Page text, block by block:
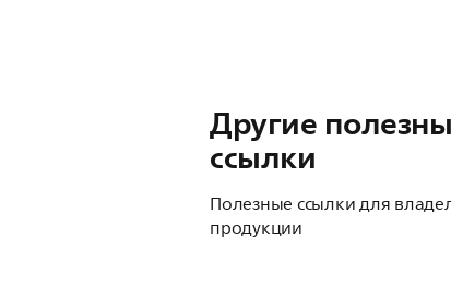
Другие
ссылки
Полезные ссылки для
продукции